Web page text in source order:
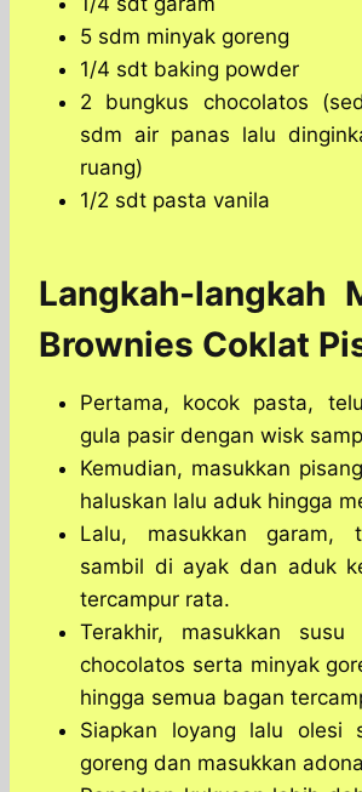
5 sdm minyak goreng
1/4 sdt baking powder
2 bungkus chocolatos
sdm air panas lalu
ruang)
1/2 sdt pasta vanila
Langkah-langkah
Brownies Coklat
Pertama, kocok pasta,
gula pasir dengan wisk
Kemudian, masukkan
haluskan lalu aduk hingga
Lalu, masukkan garam,
sambil di ayak dan aduk
tercampur rata.
Terakhir, masukkan susu
chocolatos serta minyak
hingga semua bagan
Siapkan loyang lalu olesi
goreng dan masukkan